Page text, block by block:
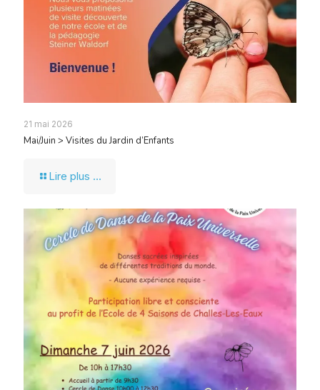
21 mai 2026
Mai/Juin > Visites du Jardin d’Enfants
Lire plus ...